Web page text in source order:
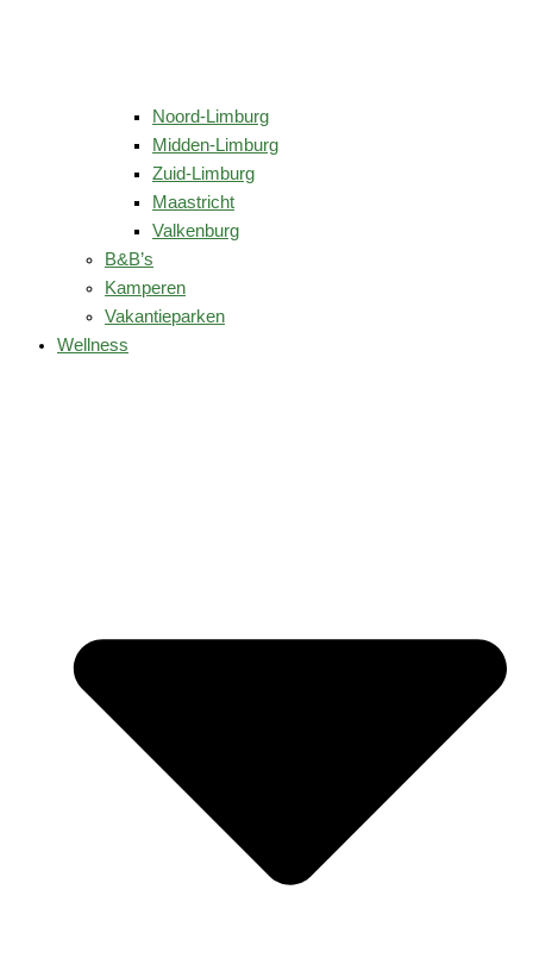
Noord-Limburg
Midden-Limburg
Zuid-Limburg
Maastricht
Valkenburg
B&B’s
Kamperen
Vakantieparken
Wellness